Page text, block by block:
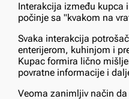
Interakcija između kupca
počinje sa "kvakom na
Svaka interakcija
enterijerom, kuhinjom i
Kupac formira lično
povratne informacije i
Veoma zanimljiv način